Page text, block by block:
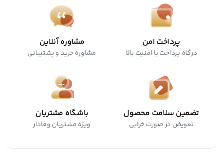
پرداخت امن
درگاه پرداخت با امنیت بالا
مشاوره آنلاین
مشاوره خرید و پشتیبانی
تضمین سلامت محصول
تعویض در صورت خرابی
باشگاه مشتریان
ویژه مشتریان وفادار